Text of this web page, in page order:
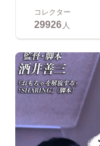
コレクター
29926人